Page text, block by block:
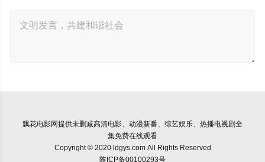
飘花电影网提供未删减高清电影、动漫新番、综艺娱乐、热播电视剧全
集免费在线观看
Copyright © 2020 ldgys.com All Rights Reserved
陕ICP备00100293号